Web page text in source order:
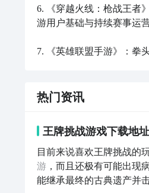
6. 《穿越火线：枪战王者
游用户基础与持续赛事运
7. 《英雄联盟手游》：拳
热门资讯
王牌挑战游戏下载地
目前来说喜欢王牌挑战的
游 ，而且还极有可能出现
能继承最终的古典遗产并